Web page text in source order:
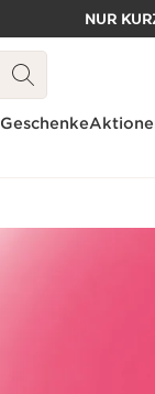
NUR
Geschenke